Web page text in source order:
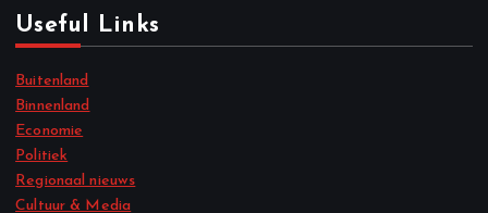
Useful Links
Buitenland
Binnenland
Economie
Politiek
Regionaal nieuws
Cultuur & Media